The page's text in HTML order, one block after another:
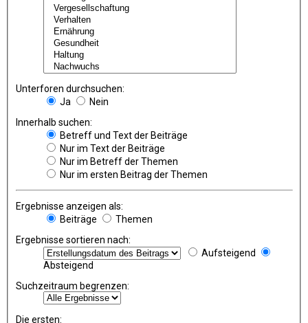
Unterforen durchsuchen:
Ja
Nein
Innerhalb suchen:
Betreff und Text der Beiträge
Nur im Text der Beiträge
Nur im Betreff der Themen
Nur im ersten Beitrag der Themen
Ergebnisse anzeigen als:
Beiträge
Themen
Ergebnisse sortieren nach:
Aufsteigend
Absteigend
Suchzeitraum begrenzen:
Die ersten: